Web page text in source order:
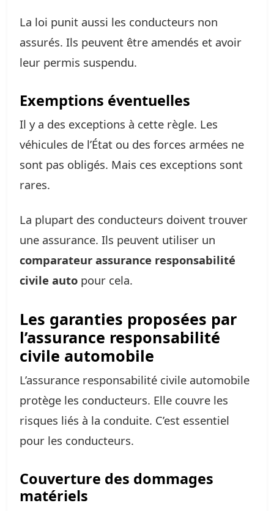
La loi punit aussi les conducteurs non
assurés. Ils peuvent être amendés et avoir
leur permis suspendu.
Exemptions éventuelles
Il y a des exceptions à cette règle. Les
véhicules de l’État ou des forces armées ne
sont pas obligés. Mais ces exceptions sont
rares.
La plupart des conducteurs doivent trouver
une assurance. Ils peuvent utiliser un
comparateur assurance responsabilité
civile auto pour cela.
Les garanties proposées par
l’assurance responsabilité
civile automobile
L’assurance responsabilité civile automobile
protège les conducteurs. Elle couvre les
risques liés à la conduite. C’est essentiel
pour les conducteurs.
Couverture des dommages
matériels